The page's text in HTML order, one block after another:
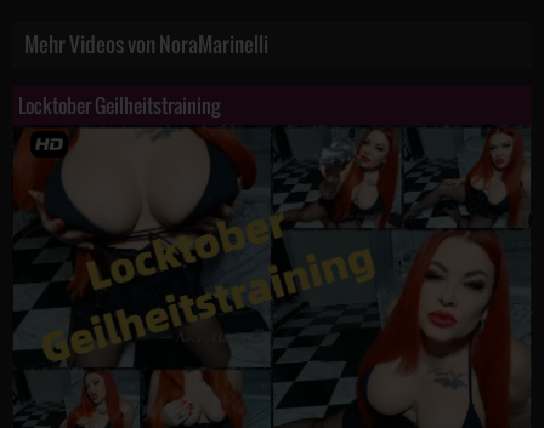
Mehr Videos von NoraMarinelli
Locktober Geilheitstraining